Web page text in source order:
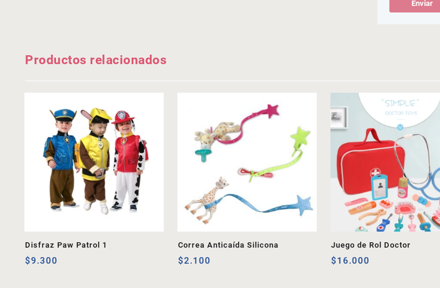
Productos relacionados
Disfraz Paw Patrol 1
$9.300
Correa Anticaída Silicona
$2.100
Juego de Rol Doctor
$16.000